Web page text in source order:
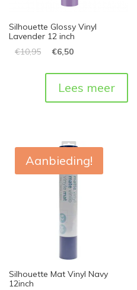
Silhouette Glossy Vinyl
Lavender 12 inch
€10,95 €6,50
Lees meer
Aanbieding!
Silhouette Mat Vinyl Navy
12inch